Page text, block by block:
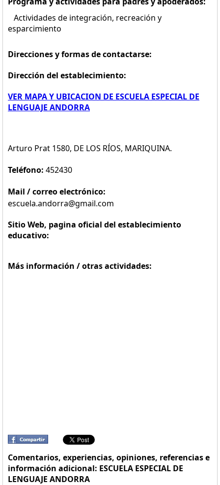
Actividades de integración, recreación y
esparcimiento
Direcciones y formas de contactarse:
Dirección del establecimiento:
VER MAPA Y UBICACION DE ESCUELA ESPECIAL DE
LENGUAJE ANDORRA
Arturo Prat 1580, DE LOS RÍOS, MARIQUINA.
Teléfono: 452430
Mail / correo electrónico:
escuela.andorra@gmail.com
Sitio Web, pagina oficial del establecimiento
educativo:
Más información / otras actividades:
Comentarios, experiencias, opiniones, referencias e
información adicional: ESCUELA ESPECIAL DE
LENGUAJE ANDORRA